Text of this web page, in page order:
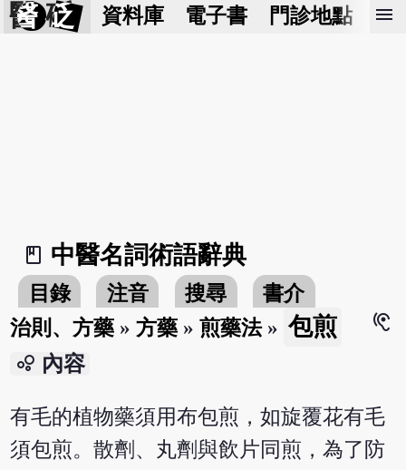
醫 砭 資料庫 電子書 門診地點 預
menu
book_2
中醫名詞術語辭典
目錄 注音 搜尋
書介
治則、方藥 »方藥 »煎藥法» 包煎
hearing
bubble_chart 內容
有毛的植物藥須用布包煎，如旋覆花有毛
須包煎。散劑、丸劑與飲片同煎，為了防